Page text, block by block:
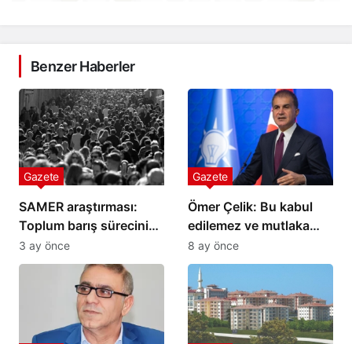
Benzer Haberler
SAMER araştırması:
Toplum barış sürecini
reddetmiyor ama
güvenmiyor
Gazete
3 ay önce
Ömer Çelik: Bu kabul
edilemez ve mutlaka
düzeltilmesi gerekir
Gazete
8 ay önce